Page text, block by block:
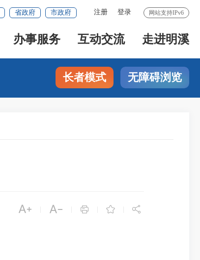
网站支持IPv6
注册 登录
省政府 市政府
办事服务 互动交流 走进明溪
长者模式 无障碍浏览
    